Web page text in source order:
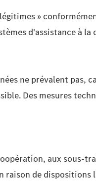
»
d'assistance à
ne prévalent
Des mesures
aux sous-
de